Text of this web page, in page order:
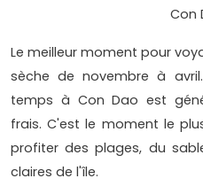
Con
Le meilleur moment pour
sèche de novembre à
temps à Con Dao est
frais. C'est le moment le
profiter des plages, du
claires de l'île.